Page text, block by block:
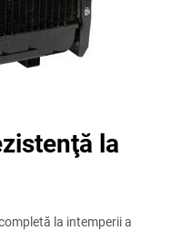
la
la intemperii a